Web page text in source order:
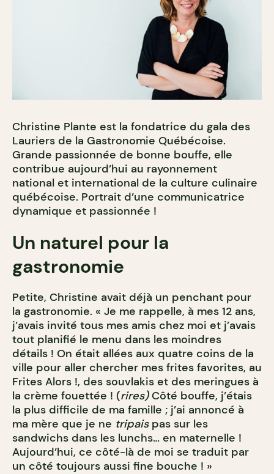
Christine Plante est la fondatrice du gala des
Lauriers de la Gastronomie Québécoise.
Grande passionnée de bonne bouffe, elle
contribue aujourd’hui au rayonnement
national et international de la culture culinaire
québécoise. Portrait d’une communicatrice
dynamique et passionnée !
Un naturel pour la
gastronomie
Petite, Christine avait déjà un penchant pour
la gastronomie. « Je me rappelle, à mes 12 ans,
j’avais invité tous mes amis chez moi et j’avais
tout planifié le menu dans les moindres
détails ! On était allées aux quatre coins de la
ville pour aller chercher mes frites favorites, au
Frites Alors !, des souvlakis et des meringues à
la crème fouettée ! (rires)Côté bouffe, j’étais
la plus difficile de ma famille ; j’ai annoncé à
ma mère que je ne tripaispas sur les
sandwichs dans les lunchs… en maternelle !
Aujourd’hui, ce côté-là de moi se traduit par
un côté toujours aussi fine bouche ! »